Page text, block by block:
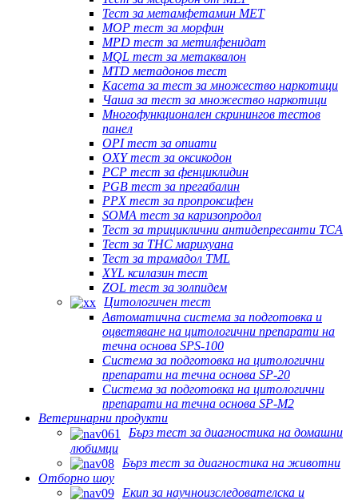
Тест за метамфетамин MET
MOP тест за морфин
MPD тест за метилфенидат
MQL тест за метаквалон
MTD метадонов тест
Касета за тест за множество наркотици
Чаша за тест за множество наркотици
Многофункционален скринингов тестов
панел
OPI тест за опиати
OXY тест за оксикодон
PCP тест за фенциклидин
PGB тест за прегабалин
PPX тест за пропроксифен
SOMA тест за каризопродол
Тест за трициклични антидепресанти TCA
Тест за THC марихуана
Тест за трамадол TML
XYL ксилазин тест
ZOL тест за золпидем
Цитологичен тест
Автоматична система за подготовка и
оцветяване на цитологични препарати на
течна основа SPS-100
Система за подготовка на цитологични
препарати на течна основа SP-20
Система за подготовка на цитологични
препарати на течна основа SP-M2
Ветеринарни продукти
Бърз тест за диагностика на домашни
любимци
Бърз тест за диагностика на животни
Отборно шоу
Екип за научноизследователска и